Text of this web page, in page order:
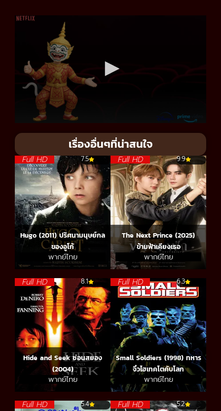
เรื่องอื่นๆที่น่าสนใจ
Full HD 7.5
Hugo (2011) ปริศนามนุษย์กล
ของอูโก้
พากย์ไทย
Full HD 9.9
The Next Prince (2025)
ข้ามฟ้าเคียงเธอ
พากย์ไทย
Full HD 8.1
Hide and Seek ซ่อนสยอง
(2004)
พากย์ไทย
Full HD 6.3
Small Soldiers (1998) ทหาร
จิ๋วไฮเทคโตคับโลก
พากย์ไทย
Full HD 5.4 Full HD 5.2